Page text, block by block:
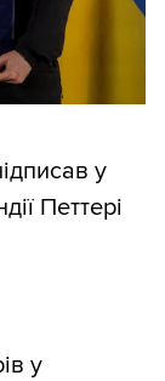
у
Петтері
у